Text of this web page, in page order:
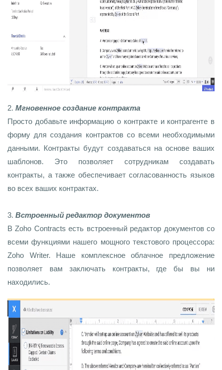
2. Мгновенное создание контракта
Просто добавьте информацию о контракте и контрагенте в
форму для создания контрактов со всеми необходимыми
данными. Контракты будут создаваться на основе ваших
шаблонов. Это позволяет сотрудникам создавать
контракты, а также обеспечивает согласованность языков
во всех ваших контрактах.
3. Встроенный редактор документов
В Zoho Contracts есть встроенный редактор документов со
всеми функциями нашего мощного текстового процессора:
Zoho Writer. Наше комплексное облачное предложение
позволяет вам заключать контракты, где бы вы ни
находились.